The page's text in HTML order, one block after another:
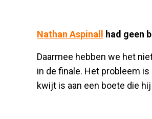
Nathan Aspinall had geen
Daarmee hebben we het
in de finale. Het probleem
kwijt is aan een boete die